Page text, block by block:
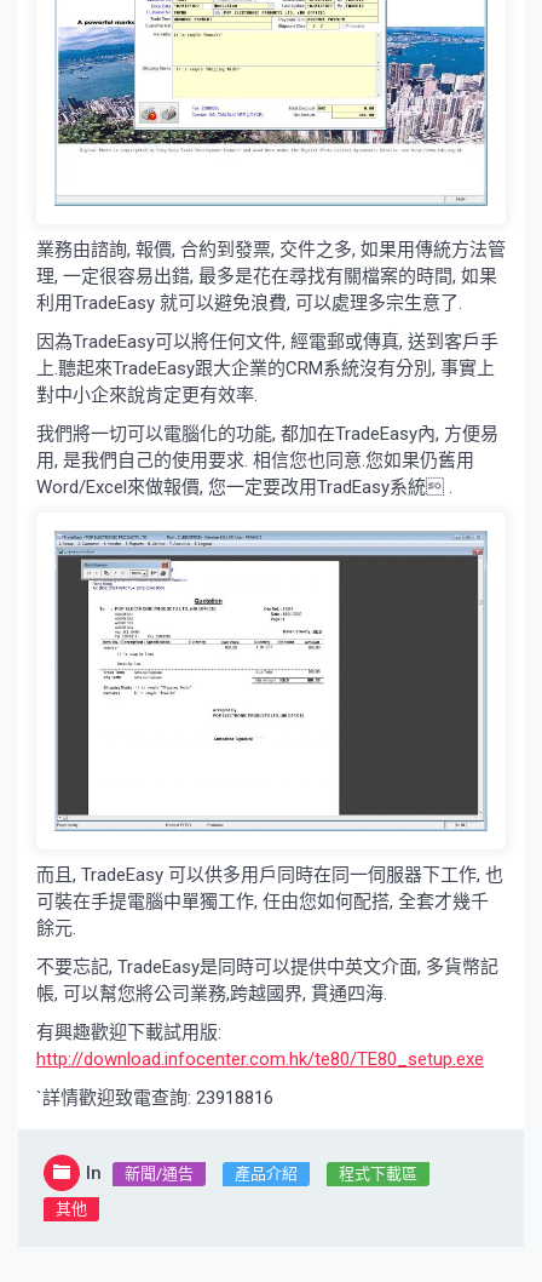
業務由諮詢, 報價, 合約到發票, 交件之多, 如果用傳統方法管
理, 一定很容易出錯, 最多是花在尋找有關檔案的時間, 如果
利用TradeEasy 就可以避免浪費, 可以處理多宗生意了.
因為TradeEasy可以將任何文件, 經電郵或傳真, 送到客戶手
上.聽起來TradeEasy跟大企業的CRM系統沒有分別, 事實上
對中小企來說肯定更有效率.
我們將一切可以電腦化的功能, 都加在TradeEasy內, 方便易
用, 是我們自己的使用要求. 相信您也同意.您如果仍舊用
Word/Excel來做報價, 您一定要改用TradEasy系統 .
而且, TradeEasy 可以供多用戶同時在同一伺服器下工作, 也
可裝在手提電腦中單獨工作, 任由您如何配搭, 全套才幾千
餘元.
不要忘記, TradeEasy是同時可以提供中英文介面, 多貨幣記
帳, 可以幫您將公司業務,跨越國界, 貫通四海.
有興趣歡迎下載試用版:
http://download.infocenter.com.hk/te80/TE80_setup.exe
`詳情歡迎致電查詢: 23918816
In 新聞/通告 產品介紹
程式下載區
其他